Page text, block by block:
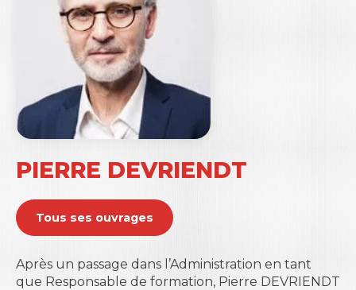
PIERRE DEVRIENDT
Tous ses ouvrages
Après un passage dans l’Administration en tant
que Responsable de formation, Pierre DEVRIENDT